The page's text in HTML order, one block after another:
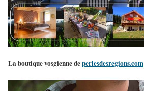
La boutique vosgienne deperlesdesregions.com